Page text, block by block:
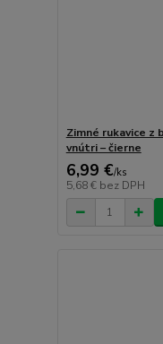
Zimné rukavice z
vnútri – čierne
6,99 €/ks
5,68 € bez DPH